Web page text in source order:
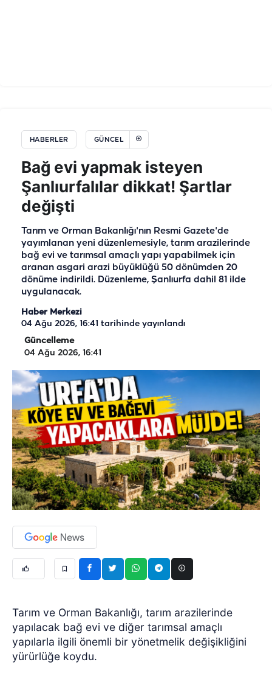
HABERLER GÜNCEL
Bağ evi yapmak isteyen
Şanlıurfalılar dikkat! Şartlar
değişti
Tarım ve Orman Bakanlığı'nın Resmi Gazete'de
yayımlanan yeni düzenlemesiyle, tarım arazilerinde
bağ evi ve tarımsal amaçlı yapı yapabilmek için
aranan asgari arazi büyüklüğü 50 dönümden 20
dönüme indirildi. Düzenleme, Şanlıurfa dahil 81 ilde
uygulanacak.
Haber Merkezi
04 Ağu 2026, 16:41 tarihinde yayınlandı
Güncelleme
04 Ağu 2026, 16:41
Tarım ve Orman Bakanlığı, tarım arazilerinde
yapılacak bağ evi ve diğer tarımsal amaçlı
yapılarla ilgili önemli bir yönetmelik değişikliğini
yürürlüğe koydu.